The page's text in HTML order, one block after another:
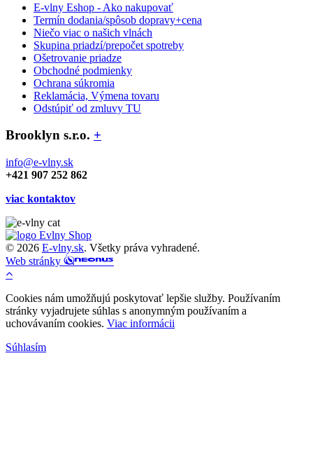
E-vlny Eshop - Ako nakupovať
Termín dodania/spôsob dopravy+cena
Niečo viac o našich vlnách
Skupina priadzí/prepočet spotreby
Ošetrovanie priadze
Obchodné podmienky
Ochrana súkromia
Reklamácia, Výmena tovaru
Odstúpiť od zmluvy TU
Brooklyn s.r.o. +
info@e-vlny.sk
+421 907 252 862
viac kontaktov
© 2026 E-vlny.sk. Všetky práva vyhradené.
Web stránky
Cookies nám umožňujú poskytovať lepšie služby. Používaním
stránky vyjadrujete súhlas s anonymným používaním a
uchovávaním cookies. Viac informácii
Súhlasím